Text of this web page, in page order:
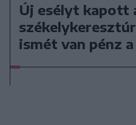
Új esélyt kapott
ismét van pénz